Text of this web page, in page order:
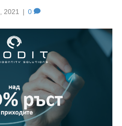
2021 | 0